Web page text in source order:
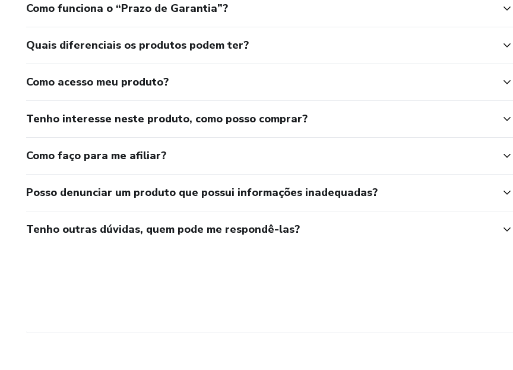
Como funciona o “Prazo de Garantia”?
Quais diferenciais os produtos podem ter?
Como acesso meu produto?
Tenho interesse neste produto, como posso comprar?
Como faço para me afiliar?
Posso denunciar um produto que possui informações inadequadas?
Tenho outras dúvidas, quem pode me respondê-las?